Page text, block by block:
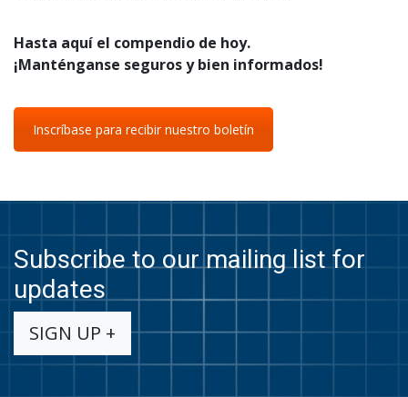
Hasta aquí el compendio de hoy.
¡Manténganse seguros y bien informados!
Inscríbase para recibir nuestro boletín
Subscribe to our mailing list for
updates
SIGN UP +